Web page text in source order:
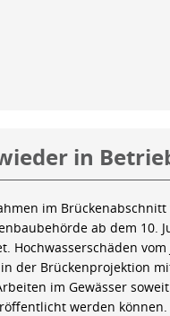
in
im
ab dem 10.
Hochwasserschäden
der Brückenprojektion
im Gewässer soweit
werden können.